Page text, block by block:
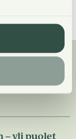
– yli puolet